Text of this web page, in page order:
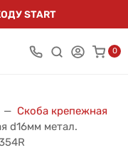
START
0
Скоба крепежная
d16мм метал.